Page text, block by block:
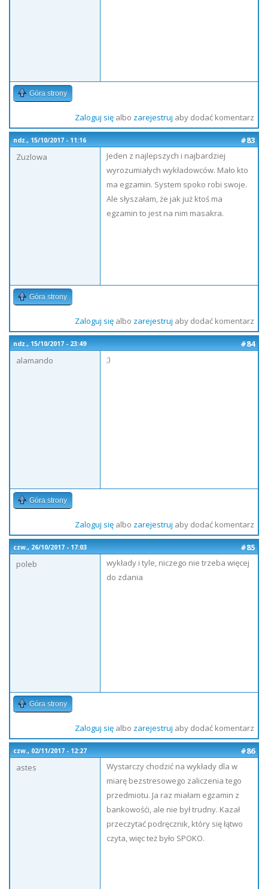
Góra strony
Zaloguj sięalbo zarejestruj aby dodać komentarz
ndz., 15/10/2017 - 11:16
#83
Zuzlowa
Jeden z najlepszych i najbardziej
wyrozumiałych wykładowców. Mało kto
ma egzamin. System spoko robi swoje.
Ale słyszałam, że jak już ktoś ma
egzamin to jest na nim masakra.
Góra strony
Zaloguj sięalbo zarejestruj aby dodać komentarz
ndz., 15/10/2017 - 23:49
#84
alamando
;)
Góra strony
Zaloguj sięalbo zarejestruj aby dodać komentarz
czw., 26/10/2017 - 17:03
#85
poleb
wykłady i tyle, niczego nie trzeba więcej
do zdania
Góra strony
Zaloguj sięalbo zarejestruj aby dodać komentarz
czw., 02/11/2017 - 12:27
#86
astes
Wystarczy chodzić na wykłady dla w
miarę bezstresowego zaliczenia tego
przedmiotu. Ja raz miałam egzamin z
bankowośći, ale nie był trudny. Kazał
przeczytać podręcznik, który się łątwo
czyta, więc też było SPOKO.